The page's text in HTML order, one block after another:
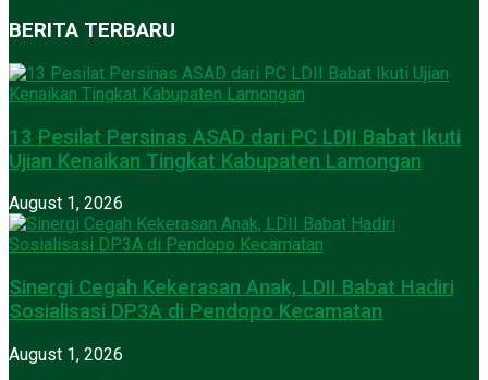
BERITA TERBARU
13 Pesilat Persinas ASAD dari PC LDII Babat Ikuti
Ujian Kenaikan Tingkat Kabupaten Lamongan
August 1, 2026
Sinergi Cegah Kekerasan Anak, LDII Babat Hadiri
Sosialisasi DP3A di Pendopo Kecamatan
August 1, 2026